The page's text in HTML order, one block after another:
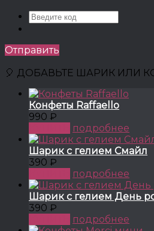
Отправить
🎈 ДОБАВЬТЕ ШАРИК ИЛИ
Конфеты Raffaello
990 ₽
подробнее
Шарик с гелием Смайл
390 ₽
подробнее
Шарик с гелием День
390 ₽
подробнее